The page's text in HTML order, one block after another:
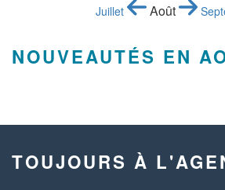
Juillet Août
NOUVEAUTÉS EN
TOUJOURS À